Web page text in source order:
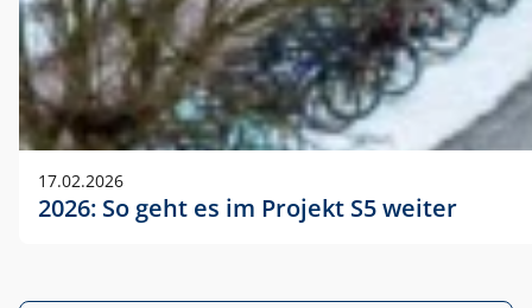
17.02.2026
2026: So geht es im Projekt S5 weiter